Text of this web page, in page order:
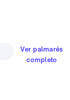
Ver palmarés
completo